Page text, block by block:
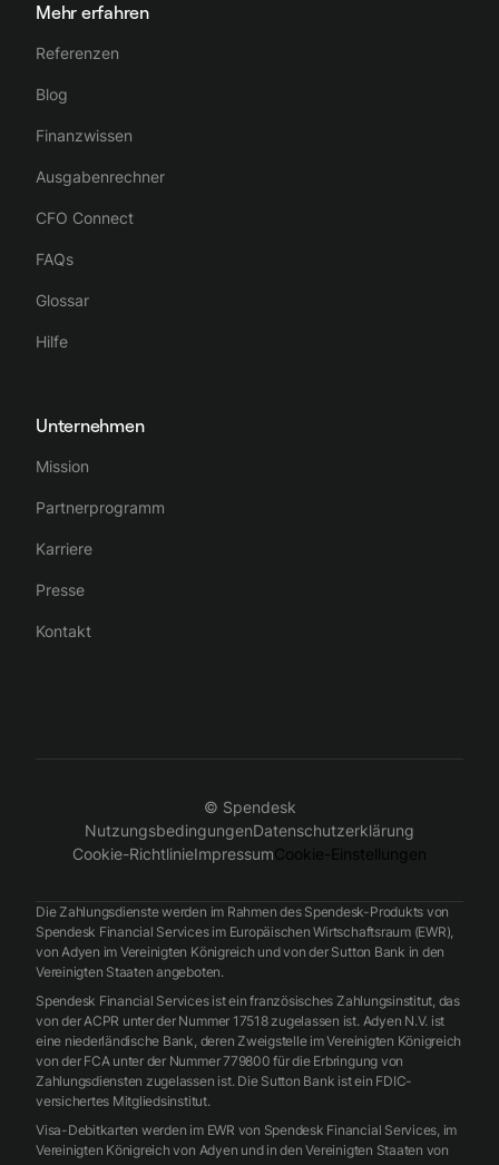
Mehr erfahren
Referenzen
Blog
Finanzwissen
Ausgabenrechner
CFO Connect
FAQs
Glossar
Hilfe
Unternehmen
Mission
Partnerprogramm
Karriere
Presse
Kontakt
© Spendesk
NutzungsbedingungenDatenschutzerklärung
Cookie-RichtlinieImpressumCookie-Einstellungen
Die Zahlungsdienste werden im Rahmen des Spendesk-Produkts von
Spendesk Financial Services im Europäischen Wirtschaftsraum (EWR),
von Adyen im Vereinigten Königreich und von der Sutton Bank in den
Vereinigten Staaten angeboten.
Spendesk Financial Services ist ein französisches Zahlungsinstitut, das
von der ACPR unter der Nummer 17518 zugelassen ist. Adyen N.V. ist
eine niederländische Bank, deren Zweigstelle im Vereinigten Königreich
von der FCA unter der Nummer 779800 für die Erbringung von
Zahlungsdiensten zugelassen ist. Die Sutton Bank ist ein FDIC-
versichertes Mitgliedsinstitut.
Visa-Debitkarten werden im EWR von Spendesk Financial Services, im
Vereinigten Königreich von Adyen und in den Vereinigten Staaten von